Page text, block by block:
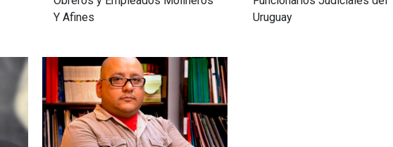
Y Afines
Uruguay
Imagen